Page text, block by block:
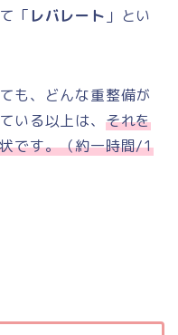
「レバレート 」とい
も、どんな重整備が
いる以上は、 それを
です。（約一時間/1